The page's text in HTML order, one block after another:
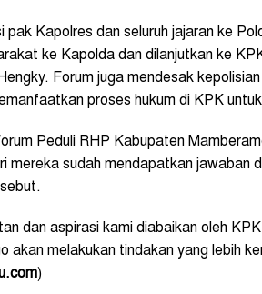
pak Kapolres dan seluruh jajaran ke
ke Kapolda dan dilanjutkan ke
Forum juga mendesak
proses hukum di KPK
Peduli RHP Kabupaten
mereka sudah mendapatkan jawaban
dan aspirasi kami diabaikan oleh
akan melakukan tindakan yang lebih
)